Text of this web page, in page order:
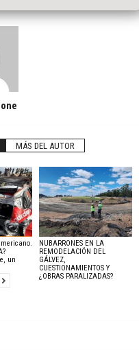
MÁS DEL AUTOR
un
NUBARRONES EN LA
REMODELACIÓN DEL
GÁLVEZ,
CUESTIONAMIENTOS Y
¿OBRAS PARALIZADAS?